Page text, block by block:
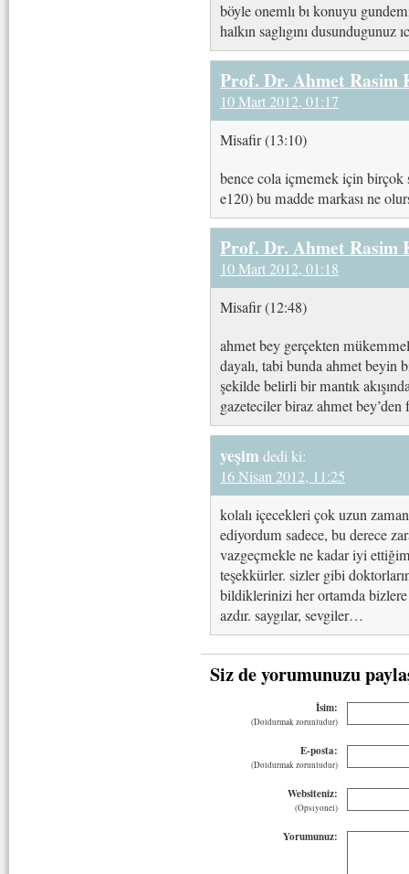
böyle onemlı bı konuyu
halkın saglıgını dusundugunuz
Prof. Dr. Ahmet Rasim
10 Mart 2012, 01:17
Misafir (13:10)
bence cola içmemek için
e120) bu madde markası ne
Prof. Dr. Ahmet Rasim
10 Mart 2012, 01:18
Misafir (12:48)
ahmet bey gerçekten
dayalı, tabi bunda ahmet beyin
şekilde belirli bir mantık
gazeteciler biraz ahmet bey’den
yeşim dedi ki:
16 Nisan 2012, 11:25
kolalı içecekleri çok uzun
ediyordum sadece, bu derece
vazgeçmekle ne kadar iyi
teşekkürler. sizler gibi
bildiklerinizi her ortamda bizlere
azdır. saygılar, sevgiler…
Siz de yorumunuzu
İsim:
(Doldurmak zorunludur)
E-posta:
(Doldurmak zorunludur)
Websiteniz:
(Opsiyonel)
Yorumunuz: